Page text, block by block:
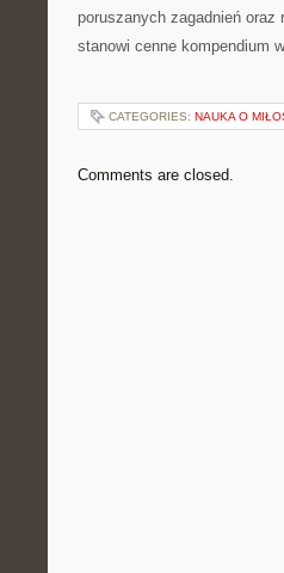
poruszanych zagadnień oraz
stanowi cenne kompendium
CATEGORIES: NAUKA O
Comments are closed.